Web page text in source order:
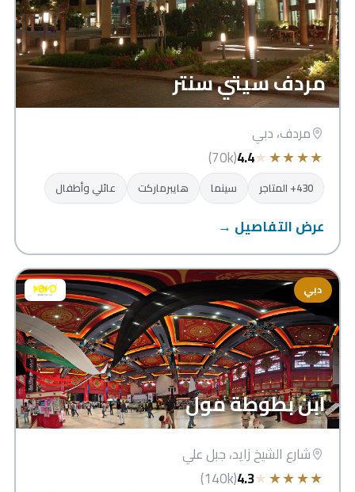
مردف سيتي سنتر
مردف، دبي
★
★
★
★
★
4.4
(70k)
430+ المتاجر سينما هايبرماركت عائلي وأطفال
عرض التفاصيل →
دبي
ابن بطوطة مول
شارع الشيخ زايد، جبل علي
★
★
★
★
★
4.3
(140k)